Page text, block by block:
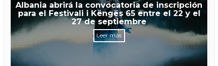
Albania abrirá la convocatoria de inscripción
para el Festivali i Këngës 65 entre el 22 y el
27 de septiembre
Leer más